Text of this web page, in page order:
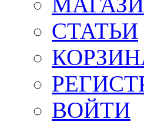
СТАТЬИ
ВОЙТИ